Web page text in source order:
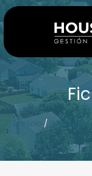
Inicio / Listado